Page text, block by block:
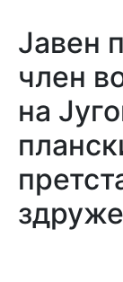
Јавен
член
на